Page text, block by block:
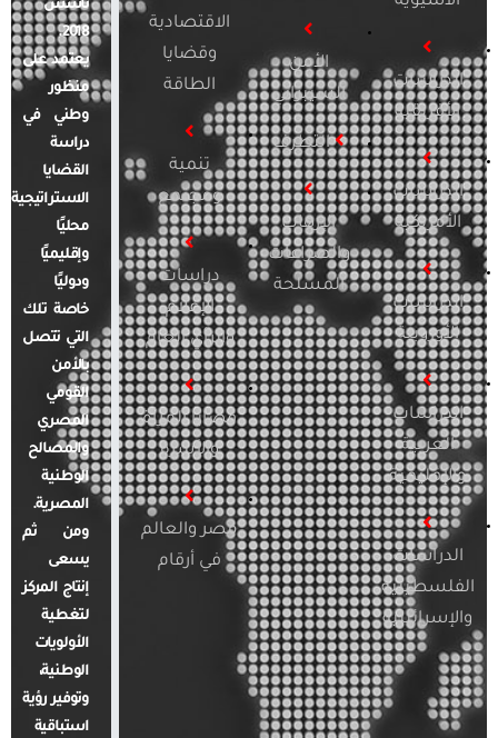
الدراسات
الأفريقية
الدراسات
الأمريكية
الدراسات
الأوروبية
الدراسات
العربية
والإقليمية
الدراسات
الفلسطينية
والإسرائيلية
الأمن
السيبراني
التطرف
الإرهاب
والصراعات
المسلحة
الاقتصادية
وقضايا
الطاقة
تنمية
ومجتمع
دراسات
الإعلام
والرأي العام
قضايا المرأة
والأسرة
مصر والعالم
في أرقام
تأسس
2018.
يعتمد على
منظور
وطني في
دراسة
القضايا
الاستراتيجية
محليًا
وإقليميًا
ودوليًا
خاصة تلك
التي تتصل
بالأمن
القومي
المصري
والمصالح
الوطنية
المصرية.
ومن ثم
يسعى
إنتاج المركز
لتغطية
الأولويات
الوطنية،
وتوفير رؤية
استباقية